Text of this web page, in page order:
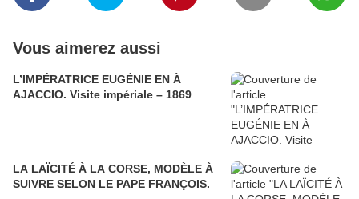
Vous aimerez aussi
L’IMPÉRATRICE EUGÉNIE EN À
AJACCIO. Visite impériale – 1869
LA LAÏCITÉ À LA CORSE, MODÈLE À
SUIVRE SELON LE PAPE FRANÇOIS.